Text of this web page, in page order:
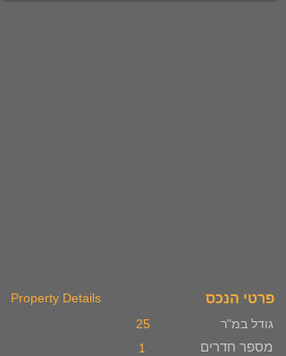
פרטי הנכס
Property Details
גודל במ"ר
25
מספר חדרים
1